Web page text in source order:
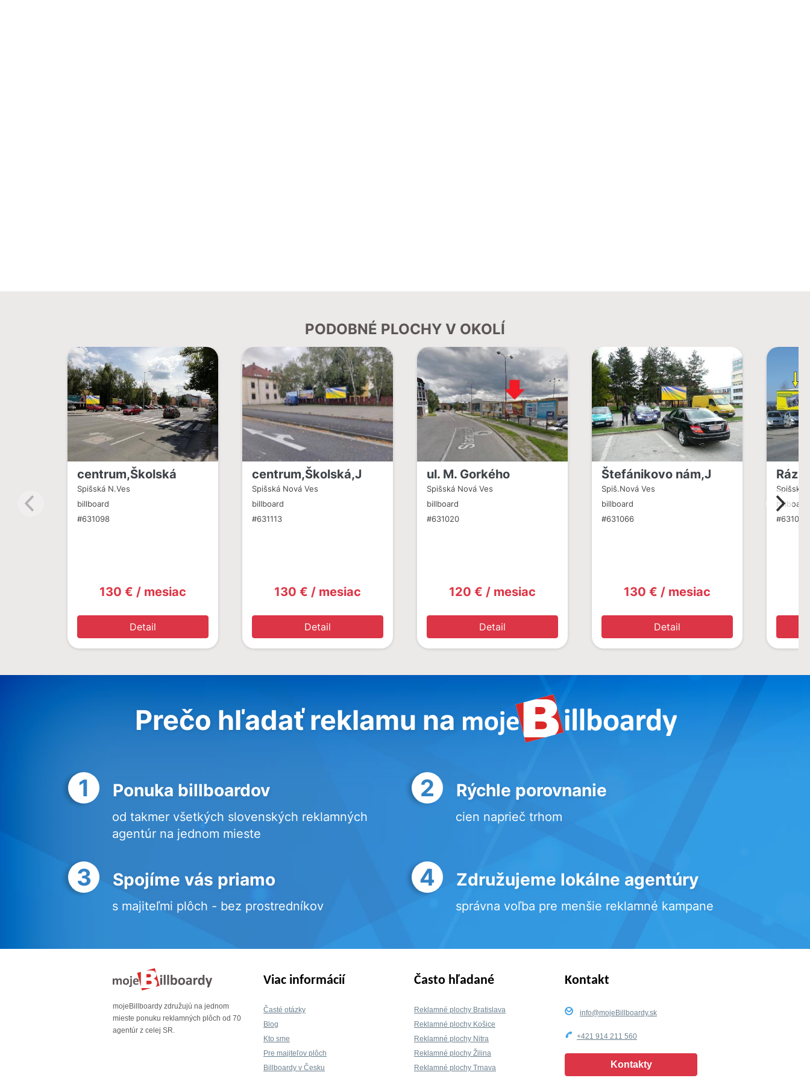
PODOBNÉ PLOCHY V OKOLÍ
centrum,Školská
Spišská N.Ves
billboard
#631098
130 € / mesiac
Detail
centrum,Školská,J
Spišská Nová Ves
billboard
#631113
130 € / mesiac
Detail
ul. M. Gorkého
Spišská Nová Ves
billboard
#631020
120 € / mesiac
Detail
Štefánikovo nám,J
Spiš.Nová Ves
billboard
#631066
130 € / mesiac
Detail
Spišská
billboard
#631006
Prečo hľadať reklamu na
1 Ponuka billboardov
od takmer všetkých slovenských reklamných
agentúr na jednom mieste
2 Rýchle porovnanie
cien naprieč trhom
3 Spojíme vás priamo
s majiteľmi plôch - bez prostredníkov
4 Združujeme lokálne agentúry
správna voľba pre menšie reklamné kampane
mojeBillboardy združujú na jednom
mieste ponuku reklamných plôch od 70
agentúr z celej SR.
Viac informácií
Časté otázky
Blog
Kto sme
Pre majiteľov plôch
Billboardy v Česku
Často hľadané
Reklamné plochy Bratislava
Reklamné plochy Košice
Reklamné plochy Nitra
Reklamné plochy Žilina
Reklamné plochy Trnava
Kontakt
info@mojeBillboardy.sk
+421 914 211 560
Kontakty